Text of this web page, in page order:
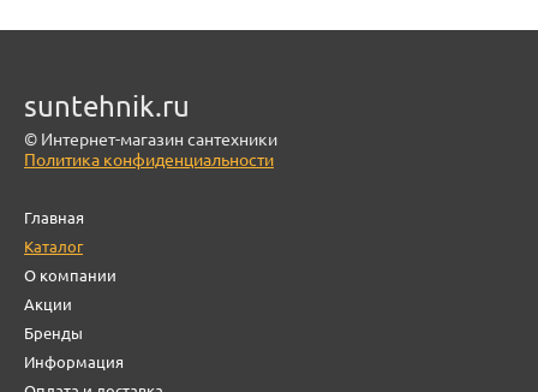
suntehnik.ru
© Интернет-магазин сантехники
Политика конфиденциальности
Главная
Каталог
О компании
Акции
Бренды
Информация